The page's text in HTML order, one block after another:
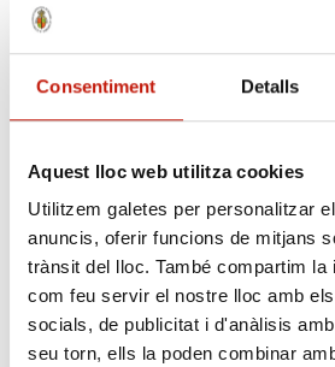
Consentiment Detalls
Aquest lloc web utilitza cookies
Utilitzem galetes per personalitzar
anuncis, oferir funcions de mitjans
trànsit del lloc. També compartim la
com feu servir el nostre lloc amb
socials, de publicitat i d'anàlisis
seu torn, ells la poden combinar
Buscador d'advocats
Comunicat 51/
Novetats